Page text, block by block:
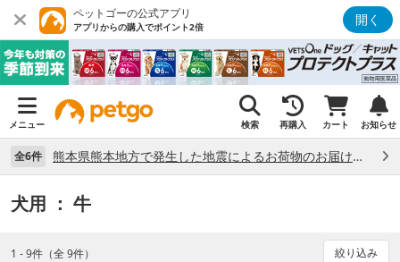
ペットゴーの公式アプリ
アプリからの購入でポイント2倍 開く
メニュー 検索 再購入 カート お知らせ
全6件 熊本県熊本地方で発生した地震によるお荷物のお届け状況について （7/28）
犬用 ： 牛
1 - 9件（全 9件） 絞り込み